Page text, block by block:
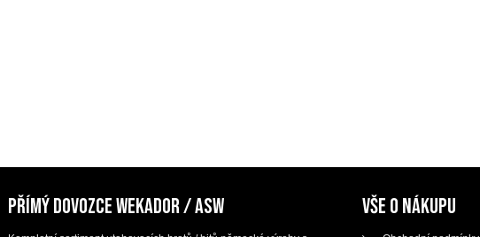
PŘÍMÝ DOVOZCE WEKADOR / ASW VŠE O NÁKUPU